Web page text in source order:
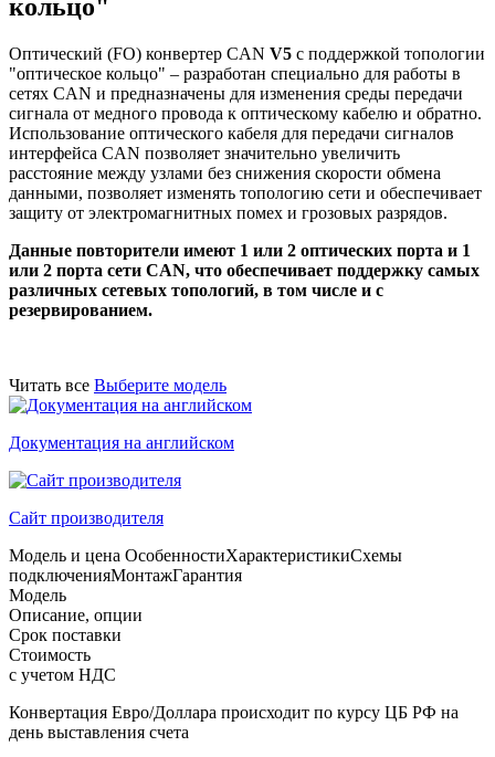
кольцо"
Оптический (FO) конвертер CAN V5 с поддержкой топологии
"оптическое кольцо" – разработан специально для работы в
сетях CAN и предназначены для изменения среды передачи
сигнала от медного провода к оптическому кабелю и обратно.
Использование оптического кабеля для передачи сигналов
интерфейса CAN позволяет значительно увеличить
расстояние между узлами без снижения скорости обмена
данными, позволяет изменять топологию сети и обеспечивает
защиту от электромагнитных помех и грозовых разрядов.
Данные повторители имеют 1 или 2 оптических порта и 1
или 2 порта сети CAN, что обеспечивает поддержку самых
различных сетевых топологий, в том числе и с
резервированием.
Читать все Выберите модель
Документация на английском
Сайт производителя
Модель и цена ОсобенностиХарактеристикиСхемы
подключенияМонтажГарантия
Модель
Описание, опции
Срок поставки
Стоимость
с учетом НДС
Конвертация Евро/Доллара происходит по курсу ЦБ РФ на
день выставления счета